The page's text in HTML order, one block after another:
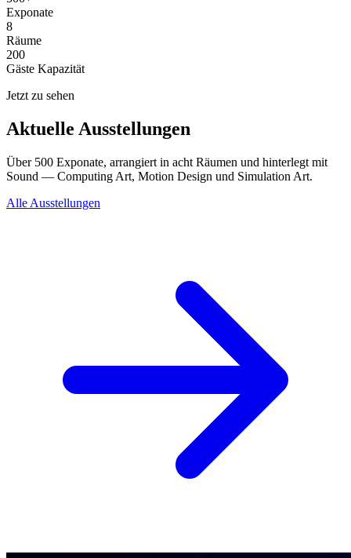
Exponate
8
Räume
200
Gäste Kapazität
Jetzt zu sehen
Aktuelle Ausstellungen
Über 500 Exponate, arrangiert in acht Räumen und hinterlegt mit
Sound — Computing Art, Motion Design und Simulation Art.
Alle Ausstellungen